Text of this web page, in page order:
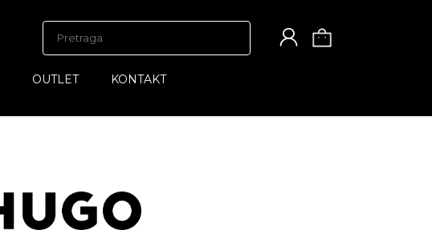
OUTLET KONTAKT